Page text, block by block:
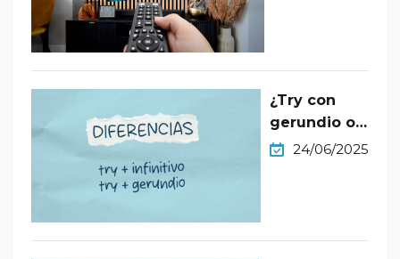
¿Try con
gerundio o
infinitivo?
24/06/2025